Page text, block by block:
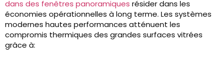
dans des fenêtres panoramiques résider dans les
économies opérationnelles à long terme. Les systèmes
modernes hautes performances atténuent les
compromis thermiques des grandes surfaces vitrées
grâce à: